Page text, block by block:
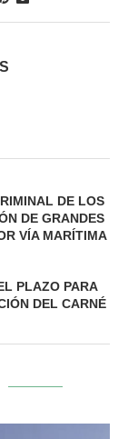
DE LOS
DE GRANDES
VÍA MARÍTIMA
PLAZO PARA
DEL CARNÉ